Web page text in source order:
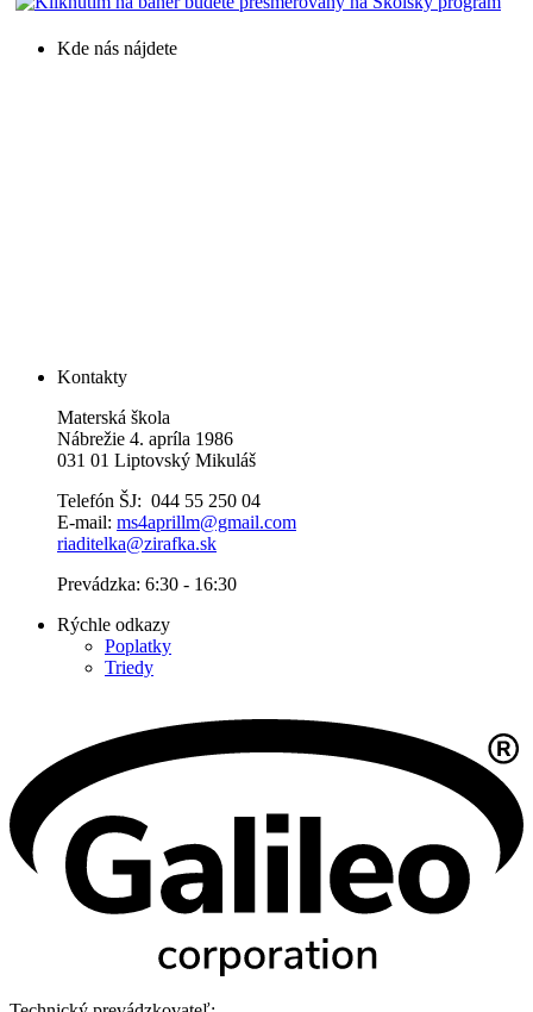
Kde nás nájdete
Kontakty
Materská škola
Nábrežie 4. apríla 1986
031 01 Liptovský Mikuláš
Telefón ŠJ: 044 55 250 04
E-mail: ms4aprillm@gmail.com
riaditelka@zirafka.sk
Prevádzka: 6:30 - 16:30
Rýchle odkazy
Poplatky
Triedy